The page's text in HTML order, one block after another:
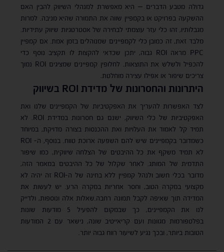
גדולה מטבע הדברים – היא מאפשרת למנהלי השיווק להבין האם
ההשקעה בפרויקט או בקמפיין שווה את התמורה שהיא מניבה. למרות
מגבלותיו, זהו כלי עזר עוצמתי לבחירה של אסטרטגיות שיווק עתידיות.
מלבד זאת, זה כמובן כלי לקמפיינים שמנוהלים בזמן אמת. אם קמפיין
PPC מראה ROI גבוה, יתכן שכדאי להקצות לו תקציב נוסף כדי
להכפיל ולשלש את התוצאות. לחלופין קמפיינים שמציגים ROI נמוך
צריכים שיפור או אפילו עצירה מוחלטת.
היתרונות והחסרונות של מדידת בשיווק
לצד האפשרות להעריך את האפקטיביות של הקמפיינים שלנו ואת
האפקטיביות של כלי השיווק, ישנם גם חסרונות במדידת ROI. לא
תמיד קל לאמוד את העלויות ואת ההכנסות בצורה מדויקת, במיוחד
כשמדובר בקמפיינים שיש להם השפעה ארוכת טווח. בנוסף, ה- ROI
לא תמיד משקף את כל ההיבטים של הצלחה שיווקית, כמו שיפור
התדמית של המותג. לאחר שקלול של כל ההיבטים במאמר הזה,
מדובר בכלי חשוב ולנהל קמפיין ללא בחינה של ה-ROI זה יהיה לא
מקצועי במקרה הטוב, וחסר אחריות במקרה הרע. יש לעשות את
המדידה תוך שאיפה לקבל תמונה רחבה.שאלות אלה ונוספות, ולדייק
לנו את הקמפיינים, כך שבמקום להפעיל 5 מודעות שונות
בפלטפורמות מגוונות ועם קריאייטיב שונה, נישאר עם 2 המודעות
הטובות ביותר, ובכך נגיע לשיעור רווח גבוה יותר.